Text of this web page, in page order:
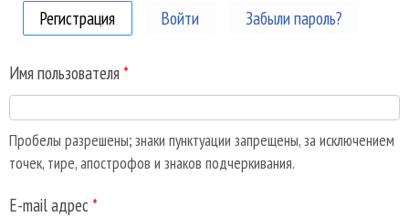
Регистрация (активная вкладка)
Войти Забыли пароль?
Имя пользователя *
Пробелы разрешены; знаки пунктуации запрещены, за исключением
точек, тире, апострофов и знаков подчеркивания.
E-mail адрес *